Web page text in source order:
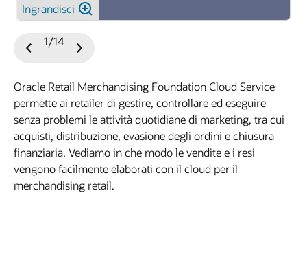
Ingrandisci
Oracle Retail Merchandising Foundation Cloud Service
permette ai retailer di gestire, controllare ed eseguire
senza problemi le attività quotidiane di marketing, tra cui
acquisti, distribuzione, evasione degli ordini e chiusura
finanziaria. Vediamo in che modo le vendite e i resi
vengono facilmente elaborati con il cloud per il
merchandising retail.
Slide
1/14